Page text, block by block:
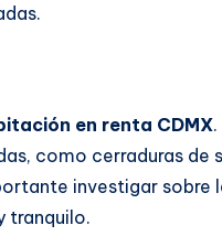
en renta CDMX
como cerraduras de
investigar sobre
tranquilo.